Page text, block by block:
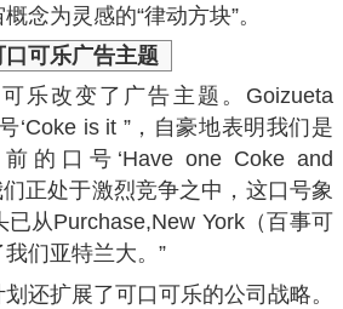
念为灵感的“律动方块”。
口可乐广告主题
乐改变了广告主题。Goizueta
‘Coke is it ”，自豪地表明我们是
的口号‘Have one Coke and
正处于激烈竞争之中，这口号象
从Purchase,New York（百事可
们亚特兰大。”
还扩展了可口可乐的公司战略。